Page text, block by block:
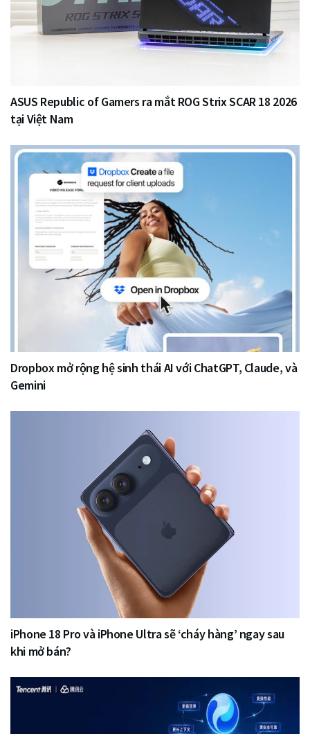
ASUS Republic of Gamers ra mắt ROG Strix SCAR 18 2026
tại Việt Nam
Dropbox mở rộng hệ sinh thái AI với ChatGPT, Claude, và
Gemini
iPhone 18 Pro và iPhone Ultra sẽ ‘cháy hàng’ ngay sau
khi mở bán?